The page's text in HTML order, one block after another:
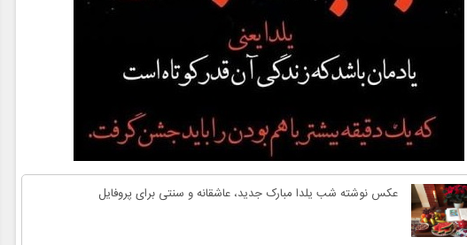
عکس نوشته شب یلدا مبارک جدید، عاشقانه و سنتی برای پروفایل